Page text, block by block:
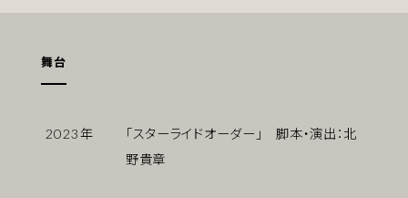
舞台
2023年
「スターライドオーダー」 脚本・演出：北
野貴章